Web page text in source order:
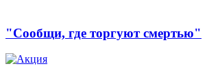
"Сообщи, где торгуют смертью"